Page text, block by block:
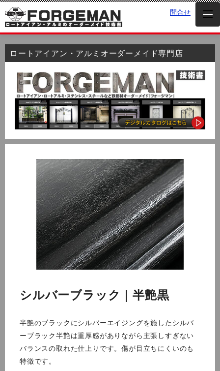
問合せ
ロートアイアン・アルミオーダーメイド専門店
シルバーブラック｜半艶黒
半艶のブラックにシルバーエイジングを施したシルバ
ーブラック半艶は重厚感がありながら主張しすぎない
バランスの取れた仕上りです。傷が目立ちにくいのも
特徴です。